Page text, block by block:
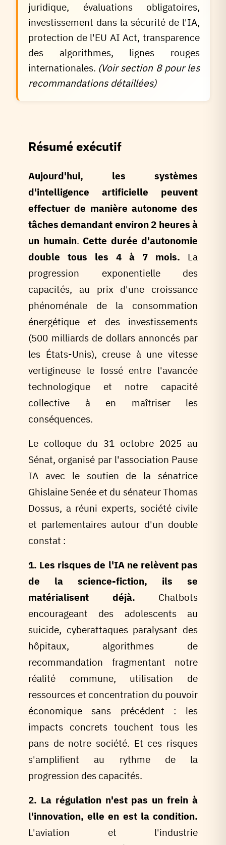
juridique, évaluations obligatoires,
investissement dans la sécurité de l'IA,
protection de l'EU AI Act, transparence
des algorithmes, lignes rouges
internationales. (Voir section 8 pour les
recommandations détaillées)
Résumé exécutif
Aujourd'hui, les systèmes
d'intelligence artificielle peuvent
effectuer de manière autonome des
tâches demandant environ 2 heures à
un humain. Cette durée d'autonomie
double tous les 4 à 7 mois. La
progression exponentielle des
capacités, au prix d'une croissance
phénoménale de la consommation
énergétique et des investissements
(500 milliards de dollars annoncés par
les États-Unis), creuse à une vitesse
vertigineuse le fossé entre l'avancée
technologique et notre capacité
collective à en maîtriser les
conséquences.
Le colloque du 31 octobre 2025 au
Sénat, organisé par l'association Pause
IA avec le soutien de la sénatrice
Ghislaine Senée et du sénateur Thomas
Dossus, a réuni experts, société civile
et parlementaires autour d'un double
constat :
1. Les risques de l'IA ne relèvent pas
de la science-fiction, ils se
matérialisent déjà. Chatbots
encourageant des adolescents au
suicide, cyberattaques paralysant des
hôpitaux, algorithmes de
recommandation fragmentant notre
réalité commune, utilisation de
ressources et concentration du pouvoir
économique sans précédent : les
impacts concrets touchent tous les
pans de notre société. Et ces risques
s'amplifient au rythme de la
progression des capacités.
2. La régulation n'est pas un frein à
l'innovation, elle en est la condition.
L'aviation et l'industrie